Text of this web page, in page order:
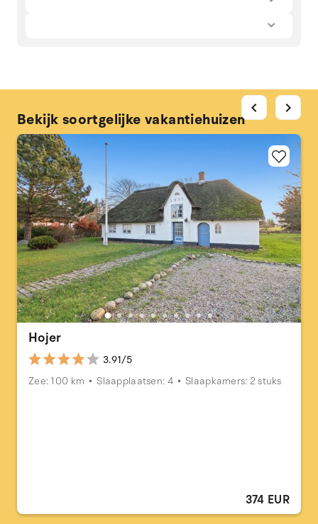
Bekijk soortgelijke vakantiehuizen
Hojer
3.91/5
Zee: 100 km
Slaapplaatsen: 4 Slaapkamers: 2 stuks
374 EUR
chevron_left chevron_right